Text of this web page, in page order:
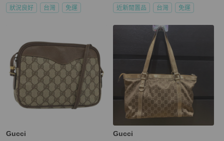
狀況良好 台灣 免運 近新閒置品 台灣 免運
Gucci Gucci